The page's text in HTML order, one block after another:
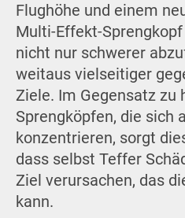
Flughöhe und einem
Multi-Effekt-
nicht nur schwerer
weitaus vielseitiger
Ziele. Im Gegensatz zu
Sprengköpfen, die sich
konzentrieren, sorgt
dass selbst Teffer
Ziel verursachen, das
kann.